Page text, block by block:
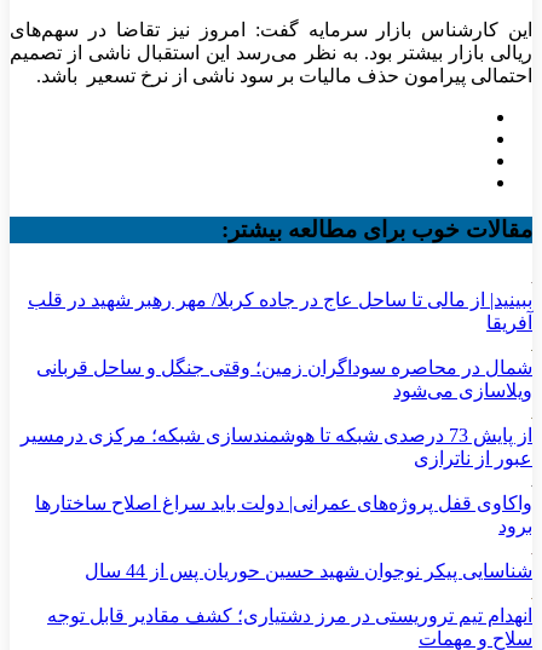
این کارشناس بازار سرمایه گفت: امروز نیز تقاضا در سهم‌های
ریالی بازار بیشتر بود. به نظر می‌رسد این استقبال ناشی از تصمیم
احتمالی پیرامون حذف مالیات بر سود ناشی از نرخ تسعیر باشد.
مقالات خوب برای مطالعه بیشتر:
ببینید| از مالی تا ساحل عاج در جاده کربلا/ مهر رهبر شهید در قلب
آفریقا
شمال در محاصره سوداگران زمین؛ وقتی جنگل و ساحل قربانی
ویلاسازی می‌شود
از پایش 73 درصدی شبکه تا هوشمندسازی شبکه؛ مرکزی درمسیر
عبور از ناترازی
واکاوی قفل پروژه‌های عمرانی| دولت باید سراغ اصلاح ساختارها
برود
شناسایی پیکر نوجوان شهید حسین حوریان پس از 44 سال
انهدام تیم تروریستی در مرز دشتیاری؛ کشف مقادیر قابل توجه
سلاح و مهمات